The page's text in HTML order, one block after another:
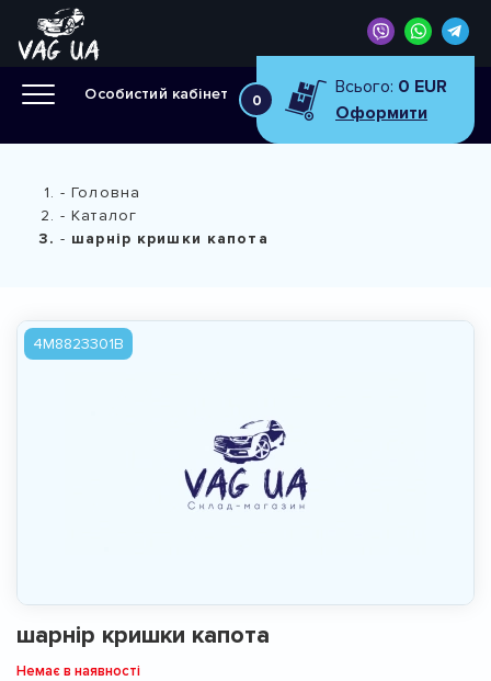
Особистий кабінет 0
Всього: 0 EUR
Оформити
Головна
Каталог
шарнір кришки капота
4M8823301B
шарнір кришки капота
Немає в наявності